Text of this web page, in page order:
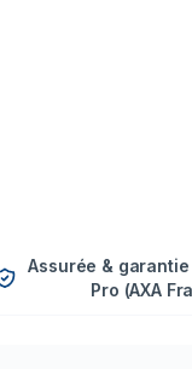
Assurée &
Pro (AXA